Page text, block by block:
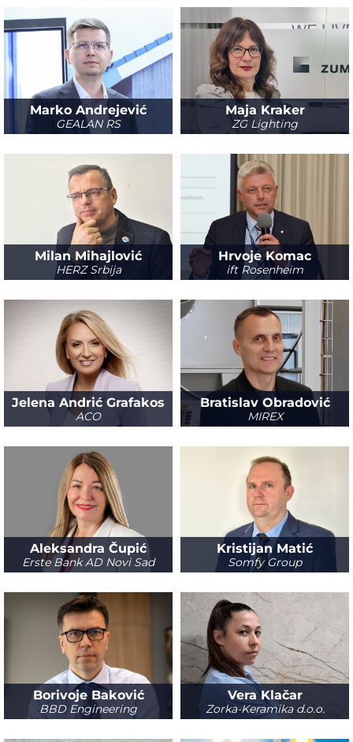
Marko Andrejević
GEALAN RS
Maja Kraker
ZG Lighting
Milan Mihajlović
HERZ Srbija
Hrvoje Komac
ift Rosenheim
Jelena Andrić Grafakos
ACO
Bratislav Obradović
MIREX
Aleksandra Čupić
Erste Bank AD Novi Sad
Kristijan Matić
Somfy Group
Borivoje Baković
BBD Engineering
Vera Klačar
Zorka-Keramika d.o.o.